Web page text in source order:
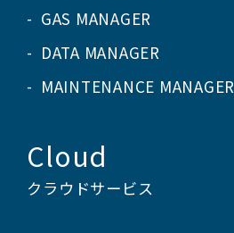
GAS MANAGER
DATA MANAGER
MAINTENANCE MANAGER
Cloud
クラウドサービス